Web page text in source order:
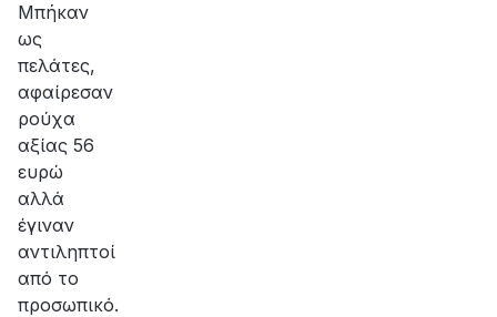
Μπήκαν
ως
πελάτες,
αφαίρεσαν
ρούχα
αξίας 56
ευρώ
αλλά
έγιναν
αντιληπτοί
από το
προσωπικό.